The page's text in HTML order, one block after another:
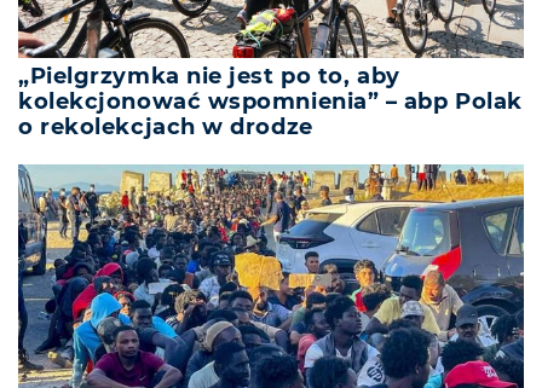
„Pielgrzymka nie jest po to, aby
kolekcjonować wspomnienia” – abp Polak
o rekolekcjach w drodze